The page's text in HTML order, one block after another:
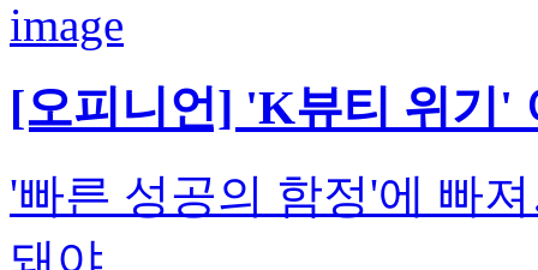
[오피니언] 'K뷰티 위기'
'빠른 성공의 함정'에 빠
돼야